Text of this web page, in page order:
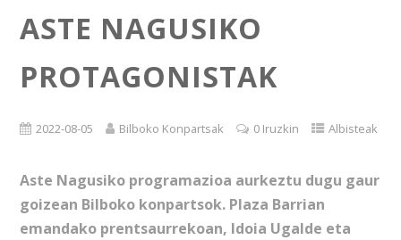
ASTE NAGUSIKO
PROTAGONISTAK
2022-08-05 Bilboko Konpartsak 0 Iruzkin Albisteak
Aste Nagusiko programazioa aurkeztu dugu gaur
goizean Bilboko konpartsok. Plaza Barrian
emandako prentsaurrekoan, Idoia Ugalde eta